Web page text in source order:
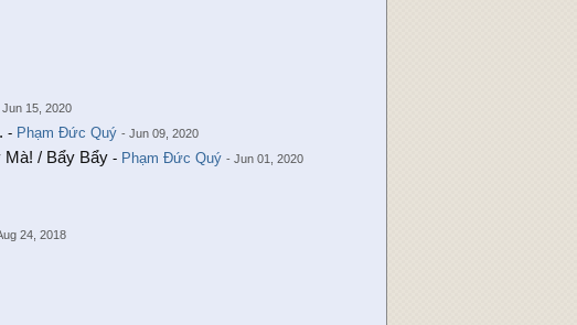
Jun 15, 2020
- Phạm Đức Quý - Jun 09, 2020
Mà! / Bẩy Bẩy - Phạm Đức Quý - Jun 01, 2020
24, 2018